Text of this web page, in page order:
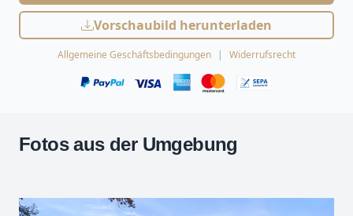
Vorschaubild herunterladen
Allgemeine Geschäftsbedingungen Widerrufsrecht
Fotos aus der Umgebung
+